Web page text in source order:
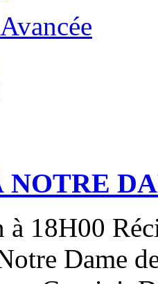
à 18H00
Dame